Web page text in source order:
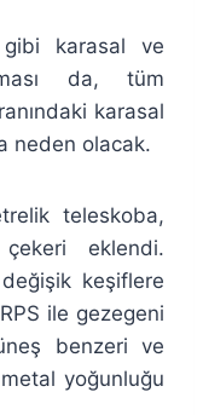
gibi karasal ve
da, tüm
karasal
neden olacak.
teleskoba,
eklendi.
keşiflere
ile gezegeni
benzeri ve
yoğunluğu